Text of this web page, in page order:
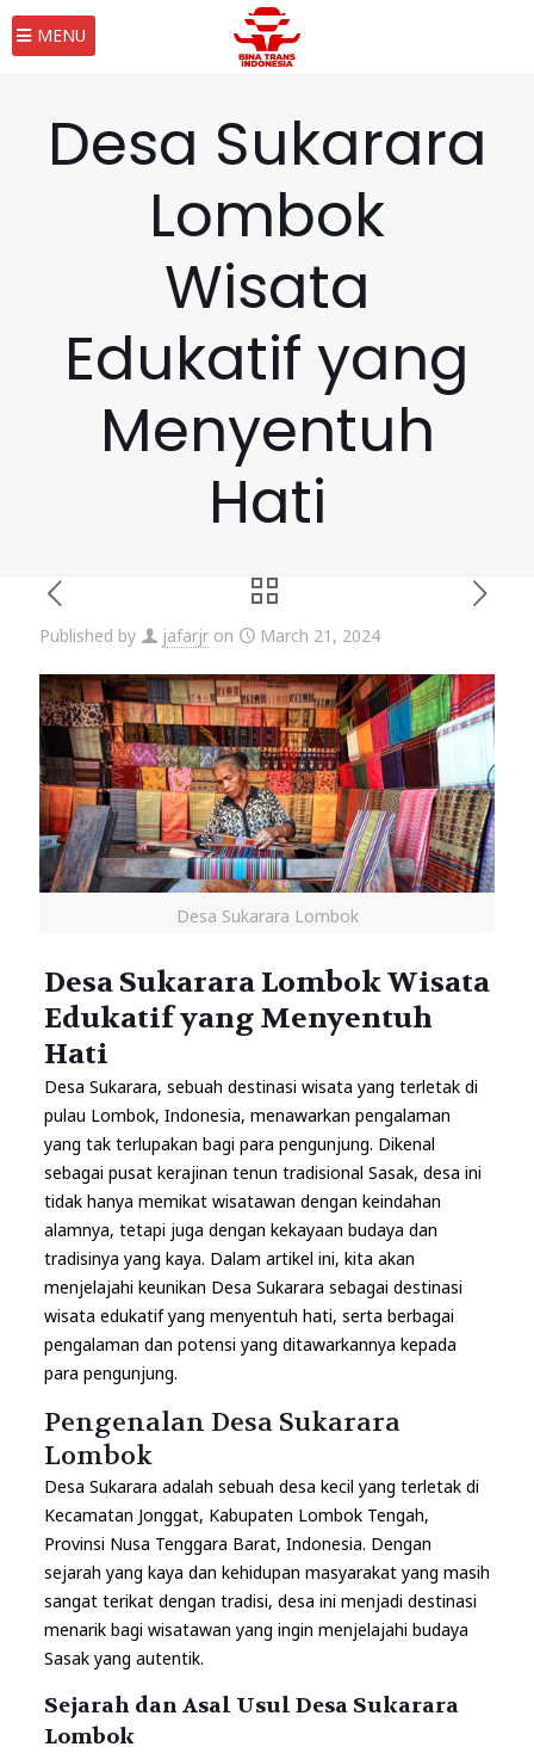
MENU
Desa Sukarara
Lombok
Wisata
Edukatif yang
Menyentuh
Hati
Published by jafarjr on March 21, 2024
Desa Sukarara Lombok
Desa Sukarara Lombok Wisata
Edukatif yang Menyentuh
Hati
Desa Sukarara, sebuah destinasi wisata yang terletak di
pulau Lombok, Indonesia, menawarkan pengalaman
yang tak terlupakan bagi para pengunjung. Dikenal
sebagai pusat kerajinan tenun tradisional Sasak, desa ini
tidak hanya memikat wisatawan dengan keindahan
alamnya, tetapi juga dengan kekayaan budaya dan
tradisinya yang kaya. Dalam artikel ini, kita akan
menjelajahi keunikan Desa Sukarara sebagai destinasi
wisata edukatif yang menyentuh hati, serta berbagai
pengalaman dan potensi yang ditawarkannya kepada
para pengunjung.
Pengenalan Desa Sukarara
Lombok
Desa Sukarara adalah sebuah desa kecil yang terletak di
Kecamatan Jonggat, Kabupaten Lombok Tengah,
Provinsi Nusa Tenggara Barat, Indonesia. Dengan
sejarah yang kaya dan kehidupan masyarakat yang masih
sangat terikat dengan tradisi, desa ini menjadi destinasi
menarik bagi wisatawan yang ingin menjelajahi budaya
Sasak yang autentik.
Sejarah dan Asal Usul Desa Sukarara
Lombok